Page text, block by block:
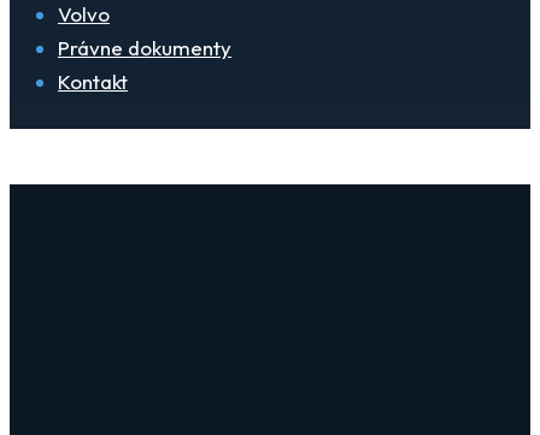
Volvo
Právne dokumenty
Kontakt